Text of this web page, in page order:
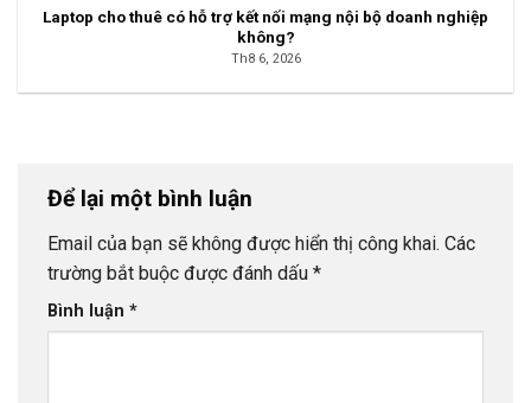
Laptop cho thuê có hỗ trợ kết nối mạng nội bộ doanh nghiệp
không?
Th8 6, 2026
Để lại một bình luận
Email của bạn sẽ không được hiển thị công khai. Các
trường bắt buộc được đánh dấu *
Bình luận *